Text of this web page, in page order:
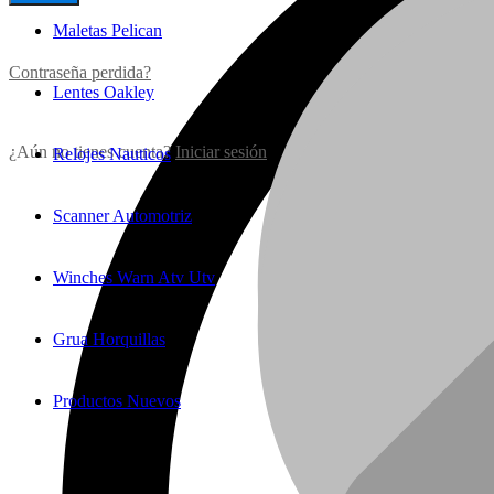
Contraseña perdida?
¿Aún no tienes cuenta? Iniciar sesión
Maletas Pelican
Lentes Oakley
Relojes Nauticos
Scanner Automotriz
Winches Warn Atv Utv
Grua Horquillas
Productos Nuevos